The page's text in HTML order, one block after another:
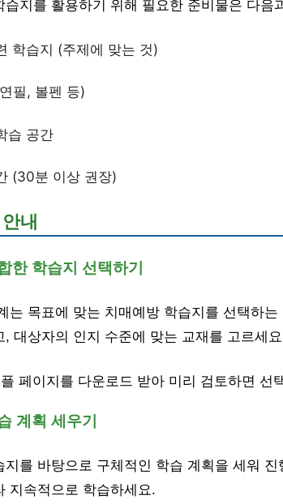
습지를 활용하기 위해 필요한 준비물은 다음
학습지 (주제에 맞는 것)
필, 볼펜 등)
습 공간
(30분 이상 권장)
내
한 학습지 선택하기
는 목표에 맞는 치매예방 학습지를 선택하
, 대상자의 인지 수준에 맞는 교재를 고르세
페이지를 다운로드 받아 미리 검토하면 선
계획 세우기
지를 바탕으로 구체적인 학습 계획을 세워
지속적으로 학습하세요.